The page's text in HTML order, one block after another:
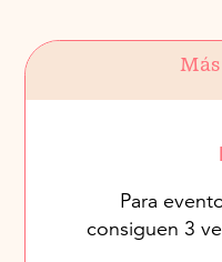
Para
consiguen 3